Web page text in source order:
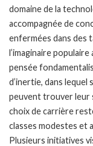
domaine de la
accompagnée de
enfermées dans des
l’imaginaire
pensée
d’inertie, dans lequel
peuvent trouver leur
choix de carrière
classes modestes et
Plusieurs initiatives